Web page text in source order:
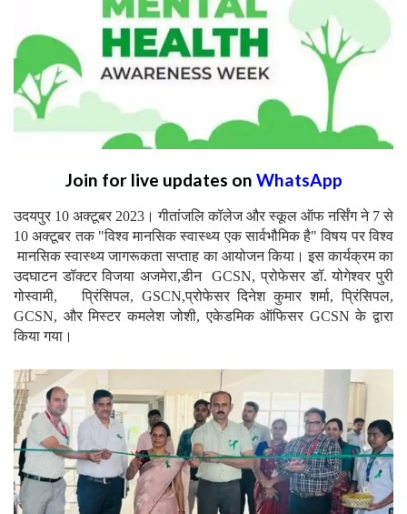
Join for live updates on WhatsApp
उदयपुर 10 अक्टूबर 2023। गीतांजलि कॉलेज और स्कूल ऑफ नर्सिंग ने 7 से
10 अक्टूबर तक "विश्व मानसिक स्वास्थ्य एक सार्वभौमिक है" विषय पर विश्व
मानसिक स्वास्थ्य जागरूकता सप्ताह का आयोजन किया। इस कार्यक्रम का
उदघाटन डॉक्टर विजया अजमेरा,डीन GCSN, प्रोफेसर डॉ. योगेश्वर पुरी
गोस्वामी, प्रिंसिपल, GSCN,प्रोफेसर दिनेश कुमार शर्मा, प्रिंसिपल,
GCSN, और मिस्टर कमलेश जोशी, एकेडमिक ऑफिसर GCSN के द्वारा
किया गया।